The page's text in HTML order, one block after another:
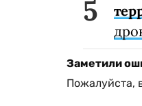
Заметили
Пожалуйста,